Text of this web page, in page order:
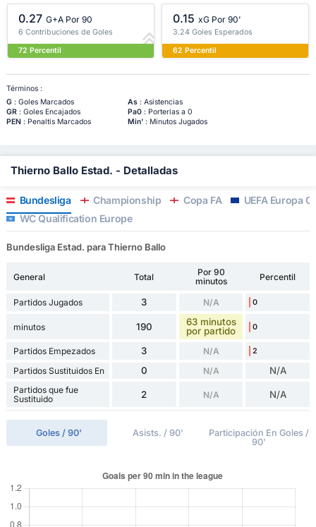
0.27 G+A Por 90
6 Contribuciones de Goles
72 Percentil
0.15 xG Por 90'
3.24 Goles Esperados
62 Percentil
Términos :
G: Goles Marcados As: Asistencias
GR: Goles Encajados Pa0: Porterías a 0
PEN: Penaltis Marcados Min': Minutos Jugados
Thierno Ballo Estad. - Detalladas
Bundesliga Championship Copa FA
UEFA Europa
WC Qualification Europe
Bundesliga Estad. para Thierno Ballo
General Total
Por 90
minutos
Percentil
Partidos Jugados 3 N/A 0
minutos 190
63 minutos
por partido
0
Partidos Empezados 3 N/A 2
Partidos Sustituidos En 0 N/A N/A
Partidos que fue
Sustituido
2 N/A N/A
Goles / 90' Asists. / 90'
Participación En Goles /
90'